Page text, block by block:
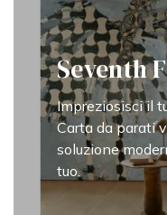
Seventh
Impreziosisci il
Carta da parati
soluzione
tuo.